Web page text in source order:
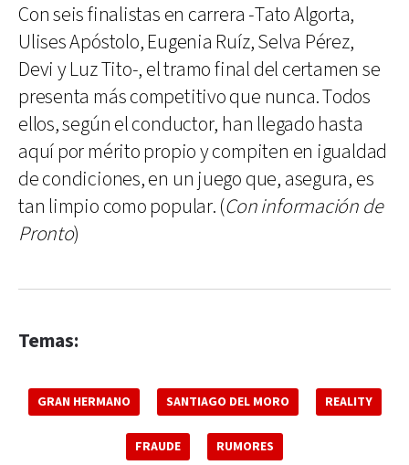
Con seis finalistas en carrera -Tato Algorta,
Ulises Apóstolo, Eugenia Ruíz, Selva Pérez,
Devi y Luz Tito-, el tramo final del certamen se
presenta más competitivo que nunca. Todos
ellos, según el conductor, han llegado hasta
aquí por mérito propio y compiten en igualdad
de condiciones, en un juego que, asegura, es
tan limpio como popular. (Con información de
Pronto)
Temas:
GRAN HERMANO SANTIAGO DEL MORO REALITY
FRAUDE RUMORES